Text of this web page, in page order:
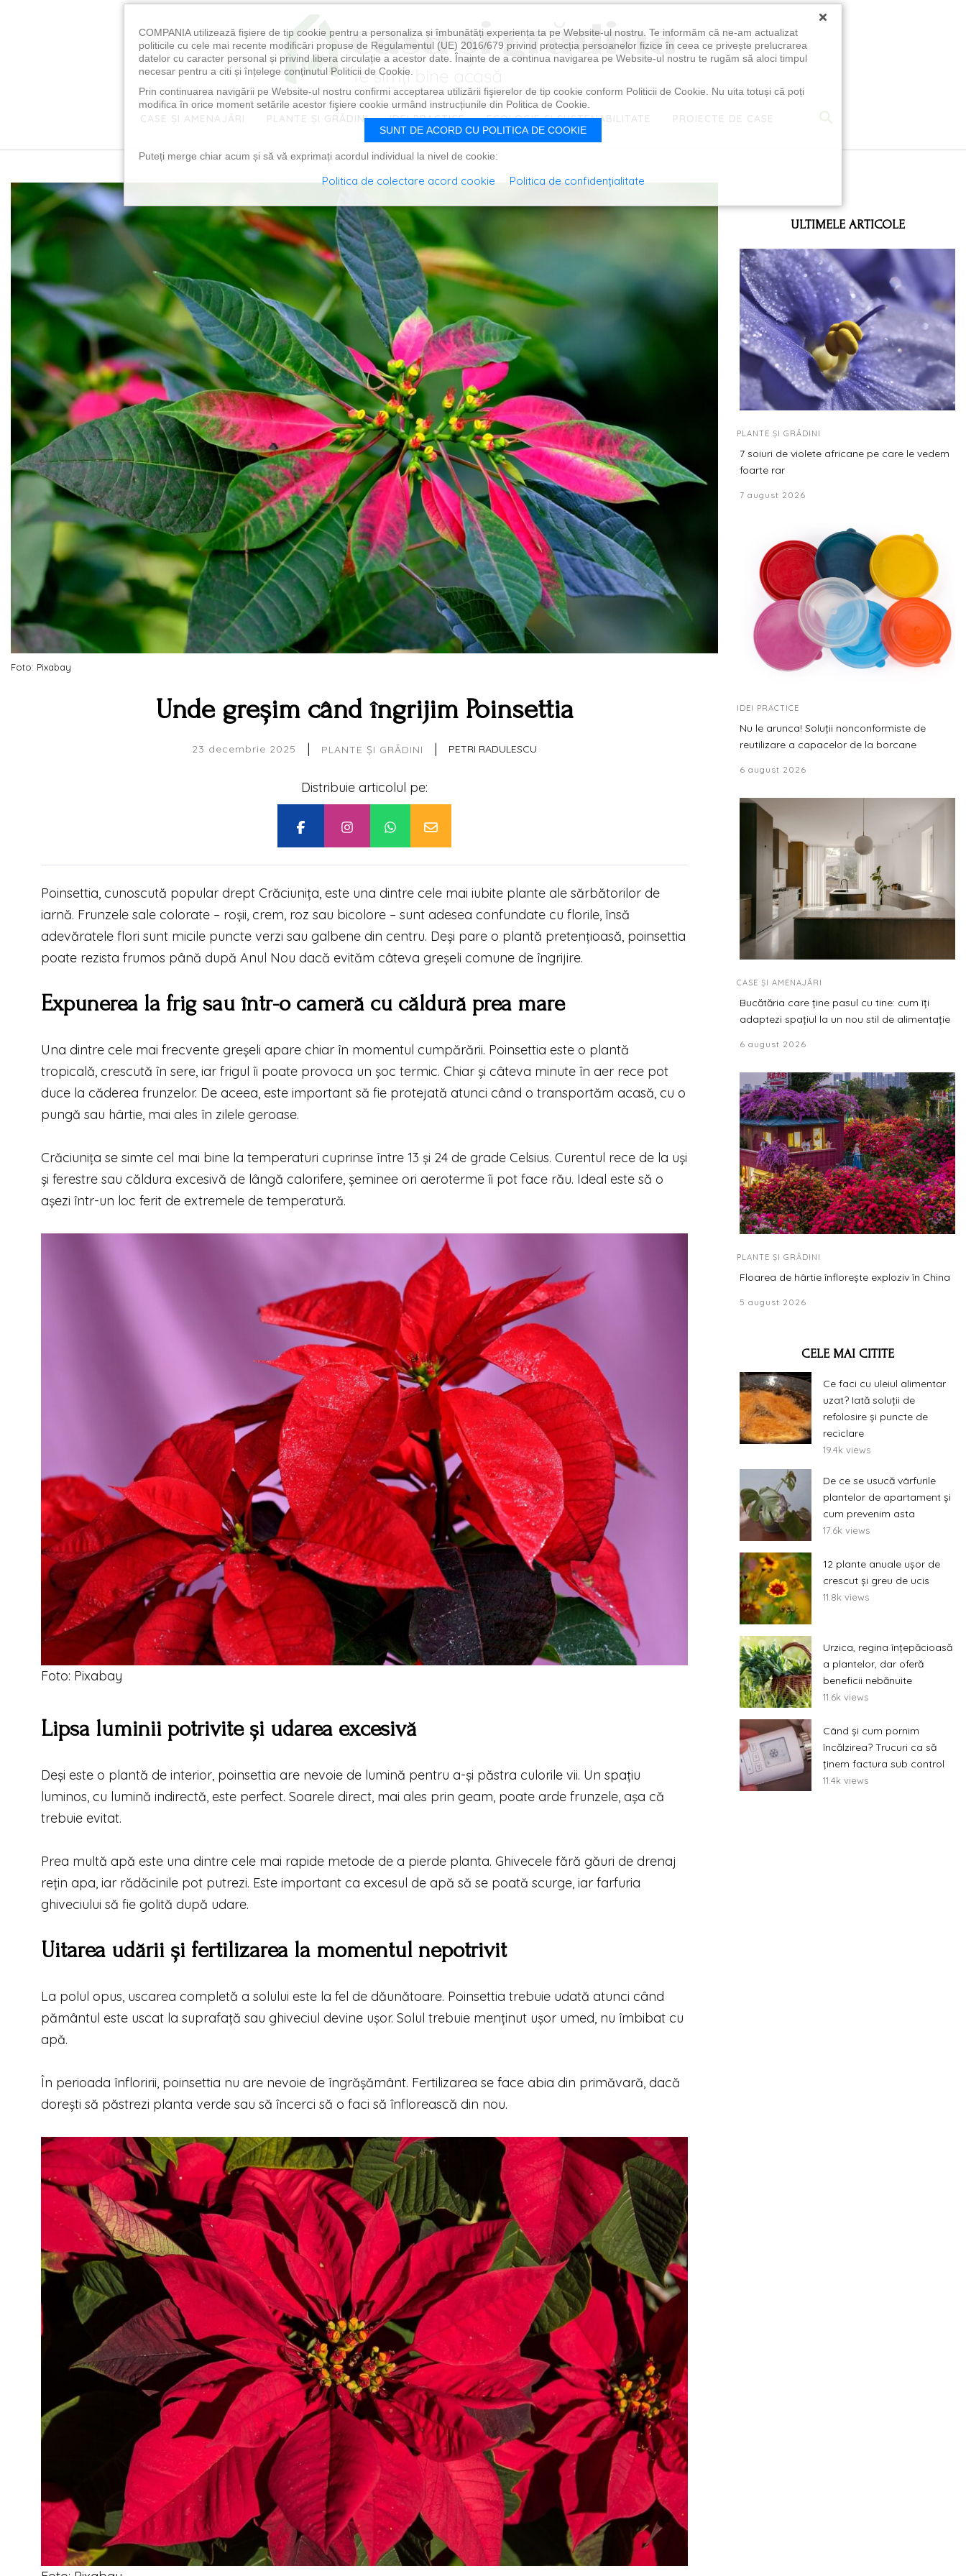
CASE ȘI AMENAJĂRI PLANTE ȘI GRĂDINI IDEI PRACTICE ECOLOGIE ȘI SUSTENABILITATE PROIECTE DE CASE
Foto: Pixabay
Unde greșim când îngrijim Poinsettia
23 decembrie 2025 | PLANTE ȘI GRĂDINI | PETRI RADULESCU
Distribuie articolul pe:
Poinsettia, cunoscută popular drept Crăciunița, este una dintre cele mai iubite plante ale sărbătorilor de
iarnă. Frunzele sale colorate – roșii, crem, roz sau bicolore – sunt adesea confundate cu florile, însă
adevăratele flori sunt micile puncte verzi sau galbene din centru. Deși pare o plantă pretențioasă, poinsettia
poate rezista frumos până după Anul Nou dacă evităm câteva greșeli comune de îngrijire.
Expunerea la frig sau într-o cameră cu căldură prea mare
Una dintre cele mai frecvente greșeli apare chiar în momentul cumpărării. Poinsettia este o plantă
tropicală, crescută în sere, iar frigul îi poate provoca un șoc termic. Chiar și câteva minute în aer rece pot
duce la căderea frunzelor. De aceea, este important să fie protejată atunci când o transportăm acasă, cu o
pungă sau hârtie, mai ales în zilele geroase.
Crăciunița se simte cel mai bine la temperaturi cuprinse între 13 și 24 de grade Celsius. Curentul rece de la uși
și ferestre sau căldura excesivă de lângă calorifere, șeminee ori aeroterme îi pot face rău. Ideal este să o
așezi într-un loc ferit de extremele de temperatură.
Foto: Pixabay
Lipsa luminii potrivite și udarea excesivă
Deși este o plantă de interior, poinsettia are nevoie de lumină pentru a-și păstra culorile vii. Un spațiu
luminos, cu lumină indirectă, este perfect. Soarele direct, mai ales prin geam, poate arde frunzele, așa că
trebuie evitat.
Prea multă apă este una dintre cele mai rapide metode de a pierde planta. Ghivecele fără găuri de drenaj
rețin apa, iar rădăcinile pot putrezi. Este important ca excesul de apă să se poată scurge, iar farfuria
ghiveciului să fie golită după udare.
Uitarea udării și fertilizarea la momentul nepotrivit
La polul opus, uscarea completă a solului este la fel de dăunătoare. Poinsettia trebuie udată atunci când
pământul este uscat la suprafață sau ghiveciul devine ușor. Solul trebuie menținut ușor umed, nu îmbibat cu
apă.
În perioada înfloririi, poinsettia nu are nevoie de îngrășământ. Fertilizarea se face abia din primăvară, dacă
dorești să păstrezi planta verde sau să încerci să o faci să înflorească din nou.
ULTIMELE ARTICOLE
PLANTE ȘI GRĂDINI
7 soiuri de violete africane pe care le vedem
foarte rar
7 august 2026
IDEI PRACTICE
Nu le arunca! Soluții nonconformiste de
reutilizare a capacelor de la borcane
6 august 2026
CASE ȘI AMENAJĂRI
Bucătăria care ține pasul cu tine: cum îți
adaptezi spațiul la un nou stil de alimentație
6 august 2026
PLANTE ȘI GRĂDINI
Floarea de hârtie înflorește exploziv în China
5 august 2026
CELE MAI CITITE
Ce faci cu uleiul alimentar
uzat? Iată soluții de
refolosire și puncte de
reciclare
19.4k views
De ce se usucă vârfurile
plantelor de apartament și
cum prevenim asta
17.6k views
12 plante anuale ușor de
crescut și greu de ucis
11.8k views
Urzica, regina înțepăcioasă
a plantelor, dar oferă
beneficii nebănuite
11.6k views
Când și cum pornim
încălzirea? Trucuri ca să
ținem factura sub control
11.4k views
×
COMPANIA utilizează fişiere de tip cookie pentru a personaliza și îmbunătăți experiența ta pe Website-ul nostru. Te informăm că ne-am actualizat
politicile cu cele mai recente modificări propuse de Regulamentul (UE) 2016/679 privind protecția persoanelor fizice în ceea ce privește prelucrarea
datelor cu caracter personal și privind libera circulație a acestor date. Înainte de a continua navigarea pe Website-ul nostru te rugăm să aloci timpul
necesar pentru a citi și înțelege conținutul Politicii de Cookie.
Prin continuarea navigării pe Website-ul nostru confirmi acceptarea utilizării fişierelor de tip cookie conform Politicii de Cookie. Nu uita totuși că poți
modifica în orice moment setările acestor fişiere cookie urmând instrucțiunile din Politica de Cookie.
SUNT DE ACORD CU POLITICA DE COOKIE
Puteți merge chiar acum și să vă exprimați acordul individual la nivel de cookie:
Politica de colectare acord cookie Politica de confidențialitate